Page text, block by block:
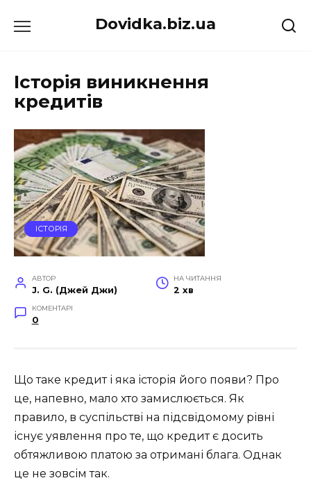
до
Dovidka.biz.ua
Історія виникнення
кредитів
ІСТОРІЯ
АВТОР
J. G. (Джей Джи)
НА ЧИТАННЯ
2 хв
КОМЕНТАРІ
0
Що таке кредит і яка історія його появи? Про
це, напевно, мало хто замислюється. Як
правило, в суспільстві на підсвідомому рівні
існує уявлення про те, що кредит є досить
обтяжливою платою за отримані блага. Однак
це не зовсім так.